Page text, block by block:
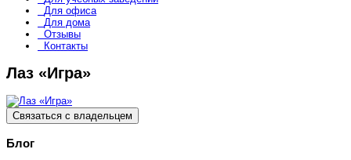
Для офиса
Для дома
Отзывы
Контакты
Лаз «Игра»
Связаться с владельцем
Блог